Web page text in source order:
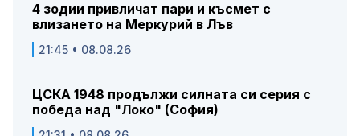
4 зодии привличат пари и късмет с
влизането на Меркурий в Лъв
21:45 • 08.08.26
ЦСКА 1948 продължи силната си серия с
победа над "Локо" (София)